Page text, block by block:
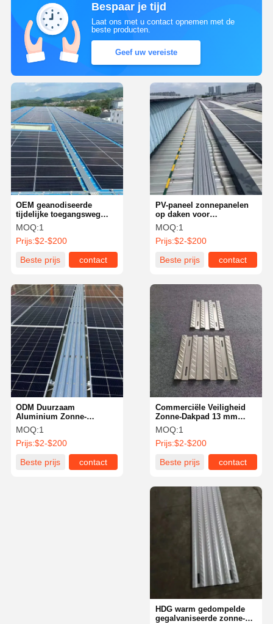
Over Ons
Bespaar je tijd
Laat ons met u contact opnemen met de
beste producten.
Geef uw vereiste
PV-paneel zonnepanelen
op daken voor
hernieuwbare energie
MOQ:1
Prijs:$2-$200
Beste prijs
contact
OEM geanodiseerde
tijdelijke toegangsweg
voor PV-zonnepanelen
MOQ:1
Prijs:$2-$200
Beste prijs
contact
Commerciële Veiligheid
Zonne-Dakpad 13 mm
rooster voor plat dak
MOQ:1
Prijs:$2-$200
Beste prijs
contact
ODM Duurzaam
Aluminium Zonne-
Dakwandeling Voor
Toegang tot het Buitendak
MOQ:1
Prijs:$2-$200
Beste prijs
contact
HDG warm gedompelde
gegalvaniseerde zonne-